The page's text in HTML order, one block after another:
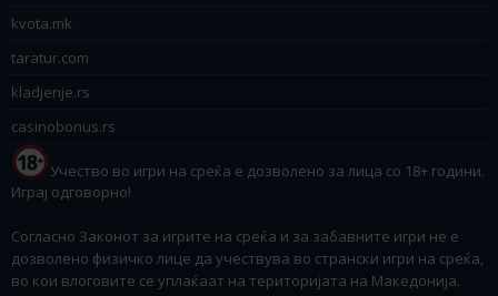
kvota.mk
taratur.com
kladjenje.rs
casinobonus.rs
Учество во игри на среќа е дозволено за лица со 18+ години.
Играј одговорно!
Согласно Законот за игрите на среќа и за забавните игри не е
дозволено физичко лице да учествува во странски игри на среќа,
во кои влоговите се уплаќаат на територијата на Македонија.